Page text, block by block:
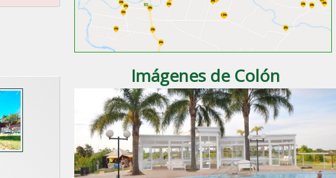
en la ciudad deColón , Entre Ríos.
Imágenes de Colón